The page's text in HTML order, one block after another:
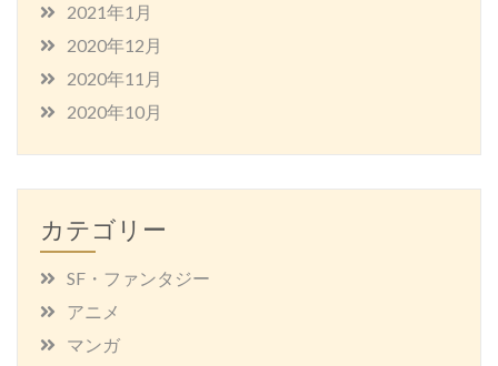
2021年1月
2020年12月
2020年11月
2020年10月
カテゴリー
SF・ファンタジー
アニメ
マンガ